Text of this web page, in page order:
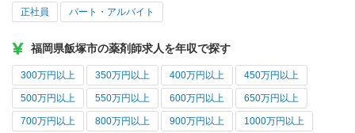
正社員 パート・アルバイト
福岡県飯塚市の薬剤師求人を年収で探す
300万円以上 350万円以上 400万円以上 450万円以上
500万円以上 550万円以上 600万円以上 650万円以上
700万円以上 800万円以上 900万円以上 1000万円以上